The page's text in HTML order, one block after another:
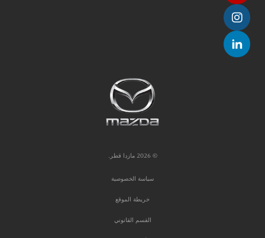
© 2026 مازدا قطر.
سياسة الخصوصية
خريطة الموقع
القسم القانوني